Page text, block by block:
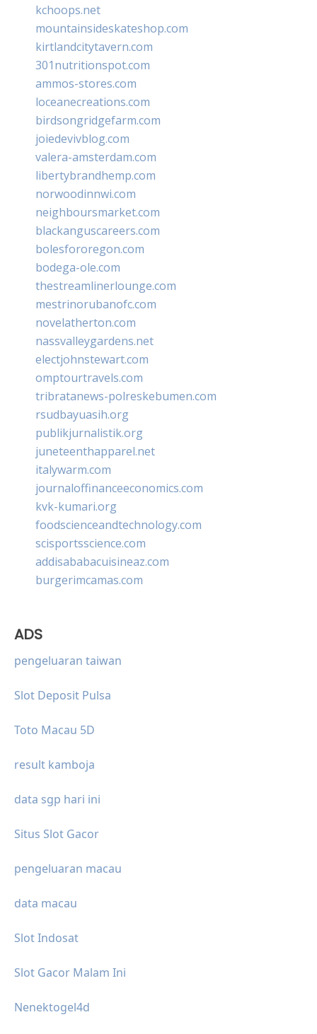
kchoops.net
mountainsideskateshop.com
kirtlandcitytavern.com
301nutritionspot.com
ammos-stores.com
loceanecreations.com
birdsongridgefarm.com
joiedevivblog.com
valera-amsterdam.com
libertybrandhemp.com
norwoodinnwi.com
neighboursmarket.com
blackanguscareers.com
bolesfororegon.com
bodega-ole.com
thestreamlinerlounge.com
mestrinorubanofc.com
novelatherton.com
nassvalleygardens.net
electjohnstewart.com
omptourtravels.com
tribratanews-polreskebumen.com
rsudbayuasih.org
publikjurnalistik.org
juneteenthapparel.net
italywarm.com
journaloffinanceeconomics.com
kvk-kumari.org
foodscienceandtechnology.com
scisportsscience.com
addisababacuisineaz.com
burgerimcamas.com
ADS
pengeluaran taiwan
Slot Deposit Pulsa
Toto Macau 5D
result kamboja
data sgp hari ini
Situs Slot Gacor
pengeluaran macau
data macau
Slot Indosat
Slot Gacor Malam Ini
Nenektogel4d